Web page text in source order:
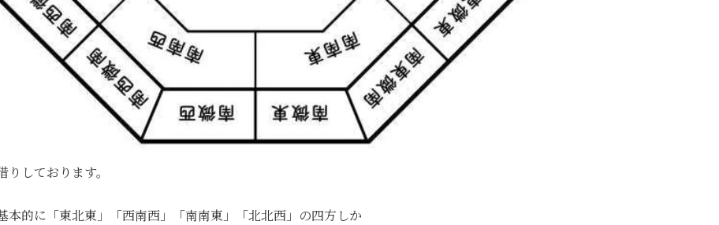
しております。
本的に「東北東」「西南西」「南南東」「北北西」の四方しか